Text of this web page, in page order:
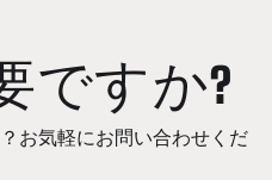
ですか?
お気軽にお問い合わせくだ